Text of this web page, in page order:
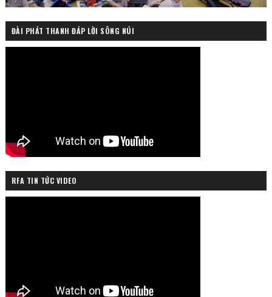
ĐÀI PHÁT THANH ĐÁP LỜI SÔNG NÚI
RFA TIN TỨC VIDEO